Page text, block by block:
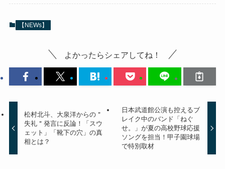
【NEWs】
よかったらシェアしてね！
松村北斗、大泉洋からの＂
失礼＂発言に反論！「スウ
ェット」「靴下の穴」の真
相とは？
日本武道館公演も控えるブ
レイク中のバンド「ねぐ
せ。」が夏の高校野球応援
ソングを担当！甲子園球場
で特別取材